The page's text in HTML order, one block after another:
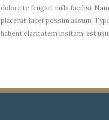
dolore te feugait nulla facilisi.
placerat facer possim assum.
habent claritatem insitam; est